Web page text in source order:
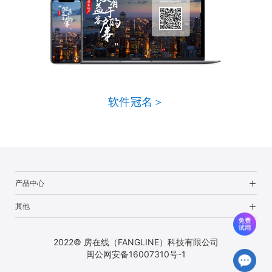
软件冠名＞
产品中心
其他
2022© 房在线（FANGLINE）科技有限公司
闽公网安备16007310号-1